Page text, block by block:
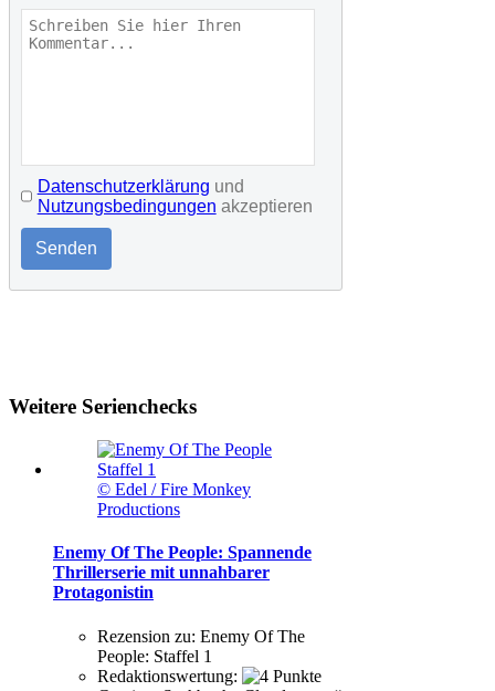
Datenschutzerklärung und
Nutzungsbedingungen akzeptieren
Senden
Weitere Serienchecks
© Edel / Fire Monkey
Productions
Enemy Of The People: Spannende
Thrillerserie mit unnahbarer
Protagonistin
Rezension zu: Enemy Of The
People: Staffel 1
Redaktionswertung: